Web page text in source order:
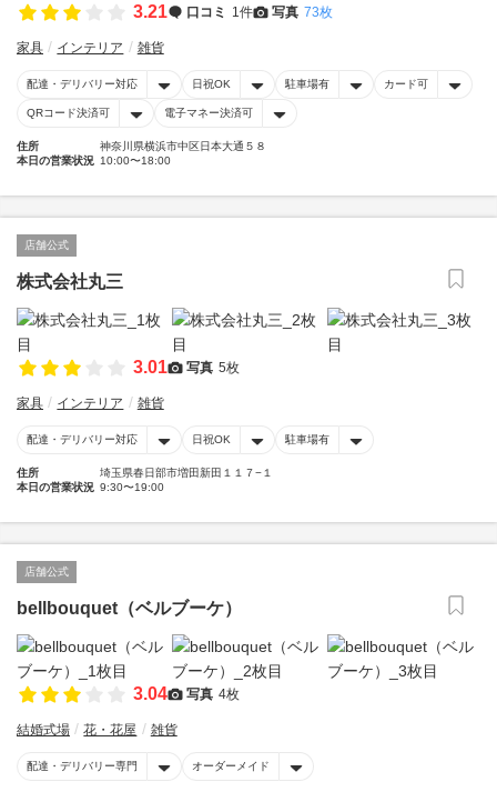
3.21 口コミ 1件 写真 73枚
家具 インテリア 雑貨
配達・デリバリー対応 日祝OK 駐車場有 カード可
QRコード決済可 電子マネー決済可
住所
神奈川県横浜市中区日本大通５８
本日の営業状況 10:00〜18:00
店舗公式
株式会社丸三
3.01 写真 5枚
家具 インテリア 雑貨
配達・デリバリー対応 日祝OK 駐車場有
住所
埼玉県春日部市増田新田１１７−１
本日の営業状況 9:30〜19:00
店舗公式
bellbouquet（ベルブーケ）
3.04 写真 4枚
結婚式場 花・花屋 雑貨
配達・デリバリー専門 オーダーメイド